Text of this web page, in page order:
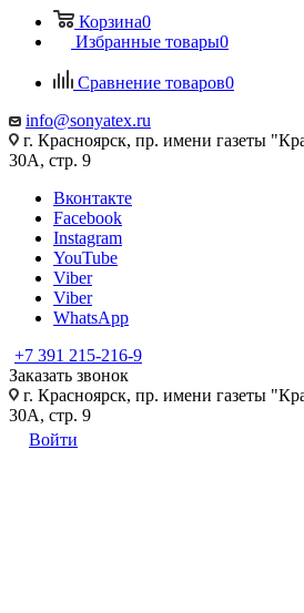
Корзина0
Избранные товары0
Сравнение товаров0
info@sonyatex.ru
г. Красноярск, пр. имени газеты
30А, стр. 9
Вконтакте
Facebook
Instagram
YouTube
Viber
Viber
WhatsApp
+7 391 215-216-9
Заказать звонок
г. Красноярск, пр. имени газеты
30А, стр. 9
Войти